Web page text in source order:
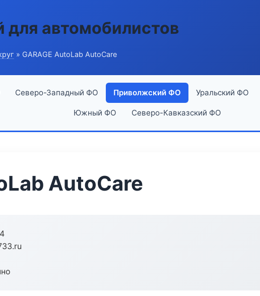
для автомобилистов
» GARAGE AutoLab AutoCare
Северо-Западный ФО Приволжский ФО Уральский ФО
Южный ФО Северо-Кавказский ФО
AutoCare